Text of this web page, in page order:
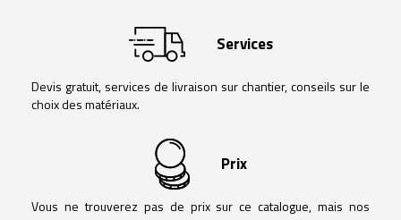
Services
Devis gratuit, services de livraison sur chantier, conseils sur le
choix des matériaux.
Prix
Vous ne trouverez pas de prix sur ce catalogue, mais nos